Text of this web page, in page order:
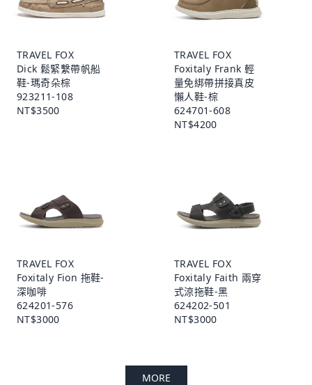
TRAVEL FOX
Dick 鬆緊繫帶帆船
鞋-瑪奇朵棕
923211-108
NT$3500
TRAVEL FOX
Foxitaly Frank 輕
量免綁帶拼接真皮
懶人鞋-棕
624701-608
NT$4200
TRAVEL FOX
Foxitaly Fion 拖鞋-
深咖啡
624201-576
NT$3000
TRAVEL FOX
Foxitaly Faith 兩穿
式涼拖鞋-黑
624202-501
NT$3000
MORE